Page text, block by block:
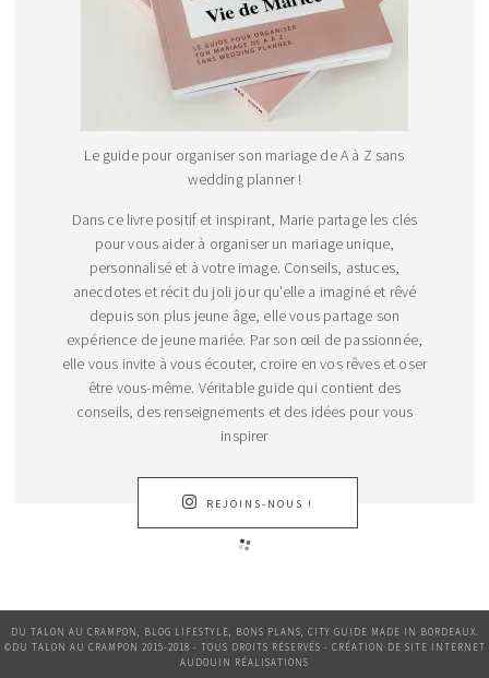
Le guide pour organiser son mariage de A à Z sans
wedding planner !
Dans ce livre positif et inspirant, Marie partage les clés
pour vous aider à organiser un mariage unique,
personnalisé et à votre image. Conseils, astuces,
anecdotes et récit du joli jour qu’elle a imaginé et rêvé
depuis son plus jeune âge, elle vous partage son
expérience de jeune mariée. Par son œil de passionnée,
elle vous invite à vous écouter, croire en vos rêves et oser
être vous-même. Véritable guide qui contient des
conseils, des renseignements et des idées pour vous
inspirer
REJOINS-NOUS !
DU TALON AU CRAMPON, BLOG LIFESTYLE, BONS PLANS, CITY GUIDE MADE IN BORDEAUX.
©DU TALON AU CRAMPON 2015-2018 - TOUS DROITS RÉSERVÉS - CRÉATION DE SITE INTERNET
AUDOUIN RÉALISATIONS